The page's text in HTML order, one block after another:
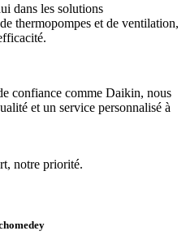
dans les solutions
thermopompes et de ventilation,
confiance comme Daikin, nous
et un service personnalisé à
notre priorité.